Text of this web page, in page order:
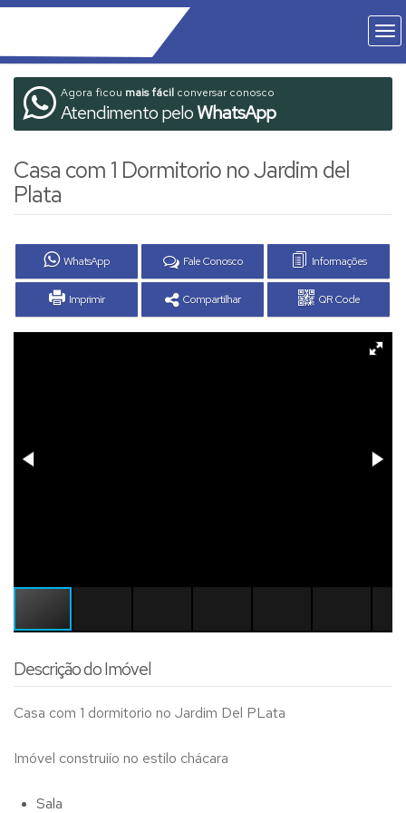
Agora ficou mais fácil conversar conosco
Atendimento peloWhatsApp
Casa com 1 Dormitorio no Jardim del
Plata
WhatsApp Fale Conosco Informações
Imprimir Compartilhar QR Code
Descrição do Imóvel
Casa com 1 dormitorio no Jardim Del PLata
Imóvel construiío no estilo chácara
Sala